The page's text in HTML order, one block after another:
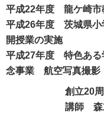
平成22年度 龍ケ崎市
平成26年度 茨城県小
開授業の実施
平成27年度 特色ある
念事業 航空写真撮影
創立20
講師 森